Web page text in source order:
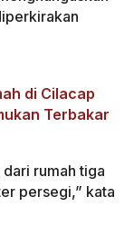
di Cilacap
Terbakar
rumah tiga
persegi,” kata